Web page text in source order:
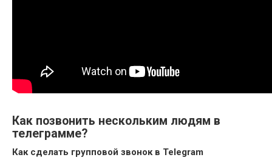
Как позвонить нескольким людям в
телеграмме?
Как сделать групповой звонок в Telegram